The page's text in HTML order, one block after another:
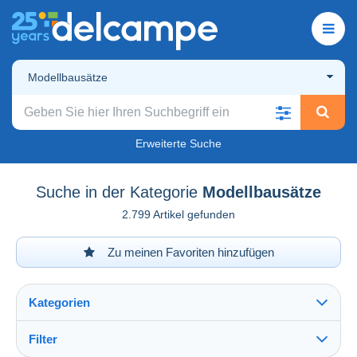
Modellbausätze
Erweiterte Suche
Suche in der Kategorie Modellbausätze
2.799 Artikel gefunden
Zu meinen Favoriten hinzufügen
Kategorien
Filter